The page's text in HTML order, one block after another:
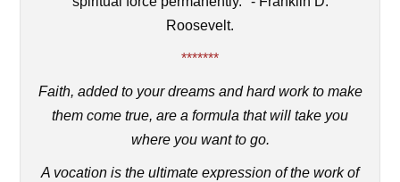
Roosevelt.
*******
Faith, added to your dreams and hard work to make
them come true, are a formula that will take you
where you want to go.
A vocation is the ultimate expression of the work of